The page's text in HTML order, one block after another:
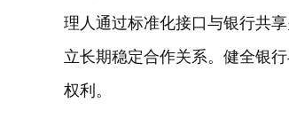
理人通过标准化接口与银行共
立长期稳定合作关系。健全银
权利。